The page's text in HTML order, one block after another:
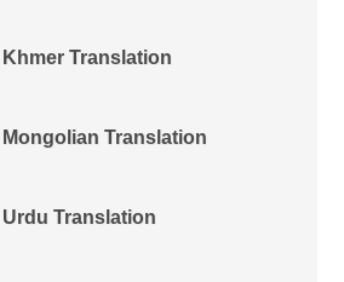
Khmer Translation
Mongolian Translation
Urdu Translation